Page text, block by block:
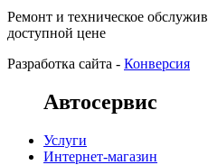
Ремонт и техническое
доступной цене
Разработка сайта - Конверсия
Автосервис
Услуги
Интернет-магазин